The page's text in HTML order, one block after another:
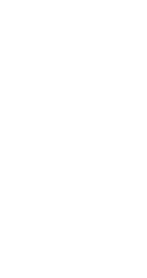
eu nisi
suscipit
vitae. Sed
placerat eget
faucibus. Proin
lacus